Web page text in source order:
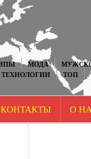
МОДА
ТЕХНОЛОГИИ ТОП
КОНТАКТЫ О